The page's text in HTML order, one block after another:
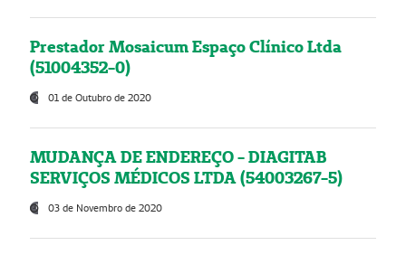
Prestador Mosaicum Espaço Clínico Ltda
(51004352-0)
01 de Outubro de 2020
MUDANÇA DE ENDEREÇO - DIAGITAB
SERVIÇOS MÉDICOS LTDA (54003267-5)
03 de Novembro de 2020